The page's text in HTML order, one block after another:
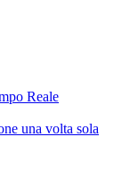
Reale
una volta sola